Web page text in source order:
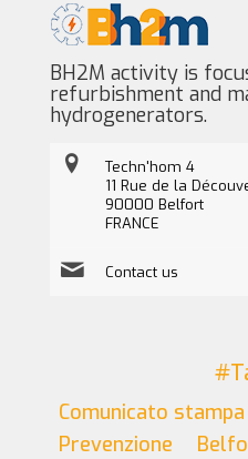
BH2M activity is
refurbishment and
hydrogenerators.
Techn'hom 4
11 Rue de la
90000 Belfort
FRANCE
Contact us
Comunicato stampa
Prevenzione